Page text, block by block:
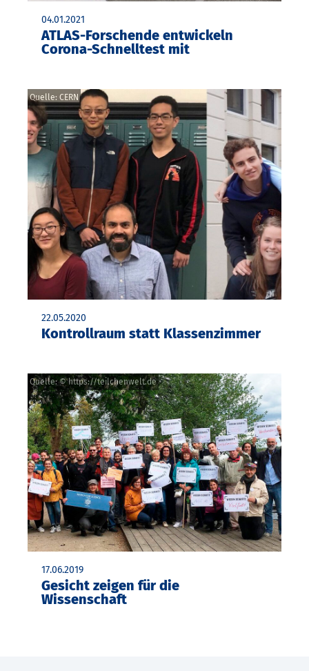
04.01.2021
ATLAS-Forschende entwickeln
Corona-Schnelltest mit
Quelle: CERN
22.05.2020
Kontrollraum statt Klassenzimmer
Quelle: © https://teilchenwelt.de
17.06.2019
Gesicht zeigen für die
Wissenschaft